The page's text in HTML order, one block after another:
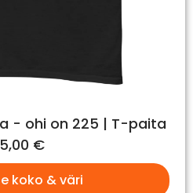
- ohi on 225 | T-paita
€
koko & väri